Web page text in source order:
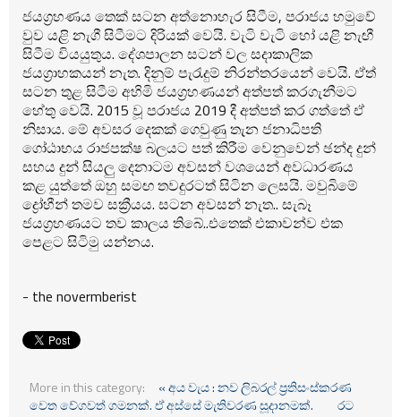
ජයග්‍රහණය තෙක් සටන අත්නොහැර සිටීම, පරාජය හමුවේ
වුව යළි නැගී සිටීමට දිරියක් වෙයි. වැටි වැටි හෝ යළි නැඟී
සිටීම වියයුතුය. දේශපාලන සටන් වල සදාකාලික
ජයග්‍රාහකයන් නැත. දිනුම් පැරැදුම් නිරන්තරයෙන් වෙයි. ඒත්
සටන තුළ සිටීම අහිමි ජයග්‍රහණයන් අත්පත් කරගැනීමට
හේතු වෙයි. 2015 වූ පරාජය 2019 දී අත්පත් කර ගත්තේ ඒ
නිසාය. මේ අවසර දෙකක් ගෙවුණු තැන ජනාධිපති
ගෝඨාභය රාජපක්ෂ බලයට පත් කිරීම වෙනුවෙන් ඡන්ද දුන්
සහය දුන් සියලු දෙනාටම අවසන් වශයෙන් අවධාරණය
කළ යුත්තේ ඔහු සමඟ තවදුරටත් සිටින ලෙසයි. මවුබිමේ
ද්‍රෝහීන් තමව සක්‍රීයය. සටන අවසන් නැත.. සැබෑ
ජයග්‍රහණයට තව කාලය තිබේ..එතෙක් එකාවන්ව එක
පෙළට සිටිමු යන්නය.
- the novermberist
More in this category:
« අය වැය : නව ලිබරල් ප්‍රතිසංස්කරණ
වෙත වේගවත් ගමනක්. ඒ අස්සේ මැතිවරණ සූදානමක්.
රට